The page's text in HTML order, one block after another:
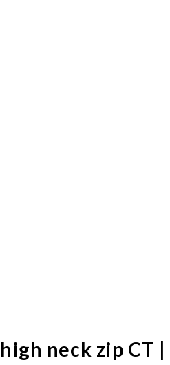
high neck zip CT